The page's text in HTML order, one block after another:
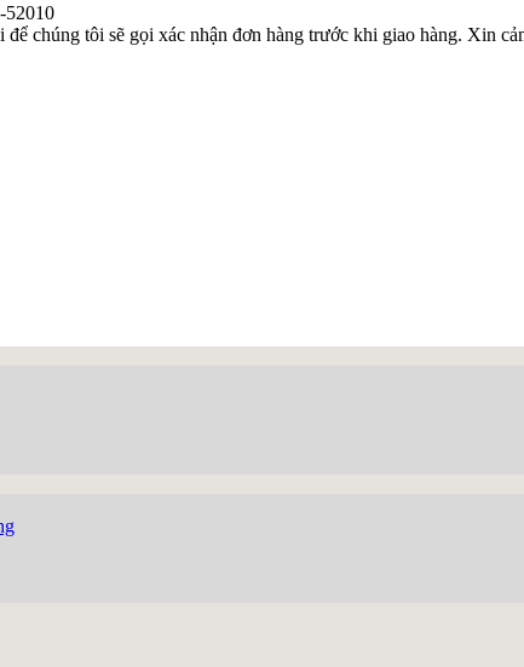
52010
chúng tôi sẽ gọi xác nhận đơn hàng trước khi giao hàng. Xin